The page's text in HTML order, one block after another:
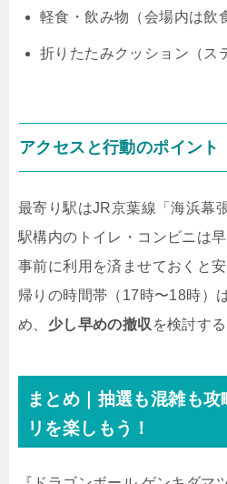
軽食・飲み物（会場内は飲
折りたたみクッション（ス
アクセスと行動のポイント
最寄り駅はJR京葉線「海浜幕
駅構内のトイレ・コンビニは
事前に利用を済ませておくと安
帰りの時間帯（17時〜18時）
め、 少し早めの撤収 を検討す
まとめ｜抽選も混雑も
リを楽しもう！